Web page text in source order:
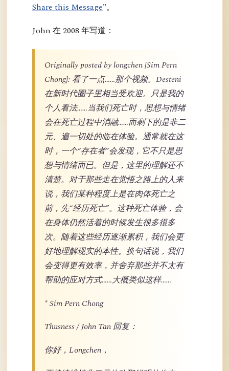
Share this Message"。
John 在 2008 年写道：
Originally posted by longchen [Sim Pern
Chong]: 看了一点……那个视频。Desteni
在新时代圈子里相当受欢迎。只是我的
个人看法……当我们死亡时，思想与情绪
会在死亡过程中消融……而剩下的是非二
元、遍一切处的临在体验。通常就在这
时，一个“存在者”会发现，它不只是思
想与情绪而已。但是，这里的理解还不
清楚。对于那些走在觉悟之路上的人来
说，我们某种程度上是在肉体死亡之
前，先“经历死亡”。这种死亡体验，会
在身体仍然活着的时候发生很多很多
次。随着这些经历逐渐累积，我们会更
好地理解现实的本性。换句话说，我们
会变得更有效率，并舍弃那些并不太有
帮助的应对方式……大概类似这样……
* Sim Pern Chong
Thusness / John Tan 回复：
你好，Longchen，